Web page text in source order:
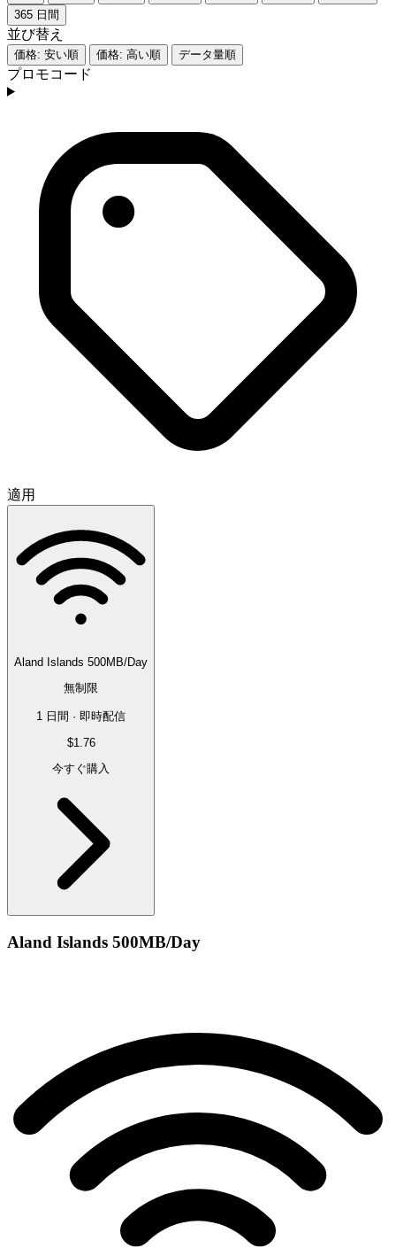
365 日間
並び替え
価格: 安い順 価格: 高い順 データ量順
プロモコード
適用
Aland Islands 500MB/Day
無制限
1 日間 · 即時配信
$1.76
今すぐ購入
Aland Islands 500MB/Day